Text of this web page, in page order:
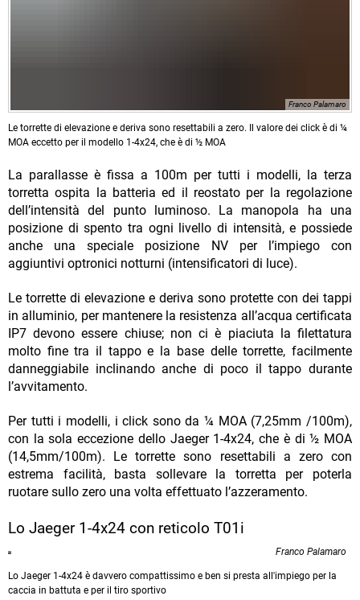
Franco Palamaro
Le torrette di elevazione e deriva sono resettabili a zero. Il valore dei click è di ¼
MOA eccetto per il modello 1-4x24, che è di ½ MOA
La parallasse è fissa a 100m per tutti i modelli, la terza
torretta ospita la batteria ed il reostato per la regolazione
dell’intensità del punto luminoso. La manopola ha una
posizione di spento tra ogni livello di intensità, e possiede
anche una speciale posizione NV per l’impiego con
aggiuntivi optronici notturni (intensificatori di luce).
Le torrette di elevazione e deriva sono protette con dei tappi
in alluminio, per mantenere la resistenza all’acqua certificata
IP7 devono essere chiuse; non ci è piaciuta la filettatura
molto fine tra il tappo e la base delle torrette, facilmente
danneggiabile inclinando anche di poco il tappo durante
l’avvitamento.
Per tutti i modelli, i click sono da ¼ MOA (7,25mm /100m),
con la sola eccezione dello Jaeger 1-4x24, che è di ½ MOA
(14,5mm/100m). Le torrette sono resettabili a zero con
estrema facilità, basta sollevare la torretta per poterla
ruotare sullo zero una volta effettuato l’azzeramento.
Lo Jaeger 1-4x24 con reticolo T01i
Franco Palamaro
Lo Jaeger 1-4x24 è davvero compattissimo e ben si presta all'impiego per la
caccia in battuta e per il tiro sportivo